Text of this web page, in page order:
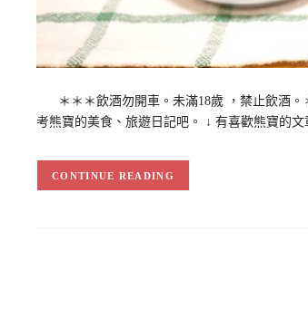
＊＊＊飲酒勿開車。未滿18歲 ，禁止飲酒。
考熊寶的美食、旅遊日記吧。 ↓ 有喜歡熊寶的
CONTINUE READING